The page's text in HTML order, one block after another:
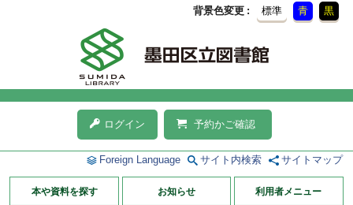
背景色変更 標準 青 黒
ログイン 予約かご確認
Foreign Language サイト内検索 サイトマップ
本や資料を探す お知らせ 利用者メニュー